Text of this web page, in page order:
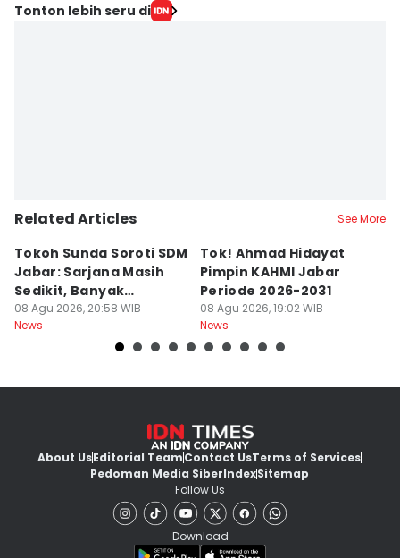
Tonton lebih seru di
Related Articles See More
Tokoh Sunda Soroti SDM
Jabar: Sarjana Masih
Sedikit, Banyak
Menganggur
08 Agu 2026, 20:58 WIB
News
Tok! Ahmad Hidayat
Pimpin KAHMI Jabar
Periode 2026-2031
08 Agu 2026, 19:02 WIB
News
About UsEditorial TeamContact UsTerms of Services
Pedoman Media SiberIndexSitemap
Follow Us
Download